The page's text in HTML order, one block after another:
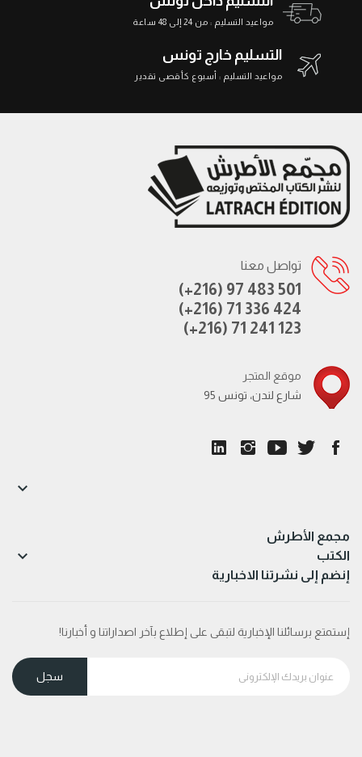
مواعيد التسليم : من 24 إلى 48 ساعة
التسليم خارج تونس
مواعيد التسليم : أسبوع كأقصى تقدير
تواصل معنا
(+216) 97 483 501
(+216) 71 336 424
(+216) 71 241 123
موقع المتجر
95 شارع لندن، تونس
مجمع الأطرش

الكتب 
إنضم إلى نشرتنا الاخبارية
إستمتع برسائلنا الإخبارية لتبقى على إطلاع بآخر اصداراتنا و أخبارنا!